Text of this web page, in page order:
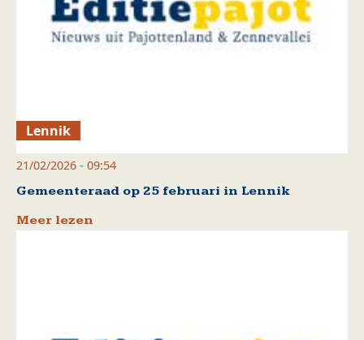
Lennik
21/02/2026 - 09:54
Gemeenteraad op 25 februari in Lennik
Meer lezen